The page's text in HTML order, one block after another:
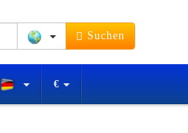
Suchen
€